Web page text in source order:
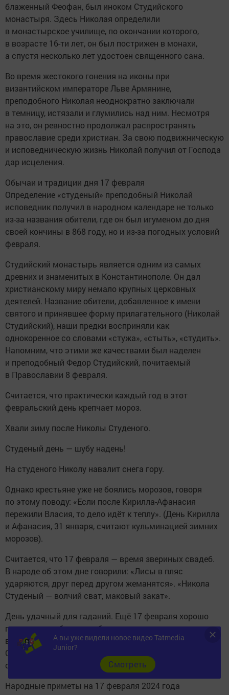
блаженный Феофан, был иноком Студийского
монастыря. Здесь Николая определили
в монастырское училище, по окончании которого,
в возрасте 16-ти лет, он был пострижен в монахи,
а спустя несколько лет удостоен священного сана.
Во время жестокого гонения на иконы при
византийском императоре Льве Армянине,
преподобного Николая неоднократно заключали
в темницу, истязали и глумились над ним. Несмотря
на это, он ревностно продолжал распространять
православие среди христиан. За свою подвижническую
и исповедническую жизнь Николай получил от Господа
дар исцеления.
Обычаи и традиции дня 17 февраля
Определение «студеный» преподобный Николай
исповедник получил в народном календаре не только
из-за названия обители, где он был игуменом до дня
своей кончины в 868 году, но и из-за погодных условий
февраля.
Студийский монастырь является одним из самых
древних и знаменитых в Константинополе. Он дал
христианскому миру немало крупных церковных
деятелей. Название обители, добавленное к имени
святого и принявшее форму прилагательного (Николай
Студийский), наши предки восприняли как
однокоренное со словами «стужа», «стыть», «студить».
Напомним, что этими же качествами был наделен
и преподобный Федор Студийский, почитаемый
в Православии 8 февраля.
Считается, что практически каждый год в этот
февральский день крепчает мороз.
Хвали зиму после Николы Студеного.
Студеный день — шубу надень!
На студеного Николу навалит снега гору.
Однако крестьяне уже не боялись морозов, говоря
по этому поводу: «Если после Кирилла-Афанасия
пережили Власия, то дело идёт к теплу». (День Кирилла
и Афанасия, 31 января, считают кульминацией зимних
морозов).
Считается, что 17 февраля — время звериных свадеб.
В народе об этом дне говорили: «Лисы в пляс
ударяются, друг перед другом жеманятся». «Никола
Студеный — волчий сват, маковый закат».
День удачный для гаданий. Ещё 17 февраля хорошо
получаются обряды на богатство и скорую продажу,
вызов любимого человека на ветер. Знахари на Николу
Студеного проводят лечение от малокровия и телесной
слабости.
Народные приметы на 17 февраля 2024 года
А вы уже видели новое видео Tatmedia
Junior?
Cмотреть